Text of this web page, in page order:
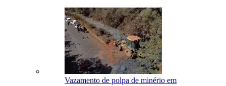
Vazamento de polpa de minério em